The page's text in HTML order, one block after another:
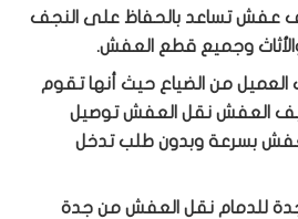
عفش تساعد بالحفاظ على النجف
والأثاث وجميع قطع العفش.
من الضياع حيث أنها تقوم
العفش نقل العفش توصيل
بسرعة وبدون طلب تدخل
للدمام نقل العفش من جدة